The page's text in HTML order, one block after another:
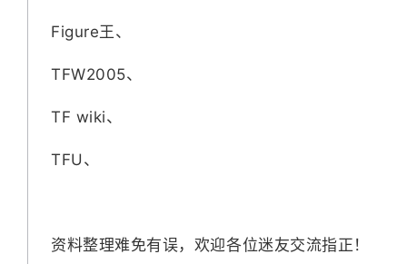
Figure王、
TFW2005、
TF wiki、
TFU、
资料整理难免有误，欢迎各位迷友交流指正！